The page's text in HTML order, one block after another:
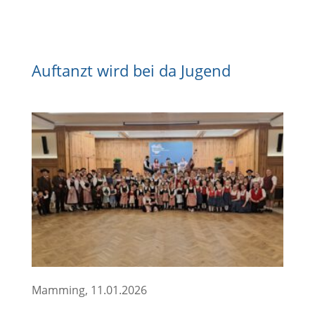
Auftanzt wird bei da Jugend
Mamming, 11.01.2026